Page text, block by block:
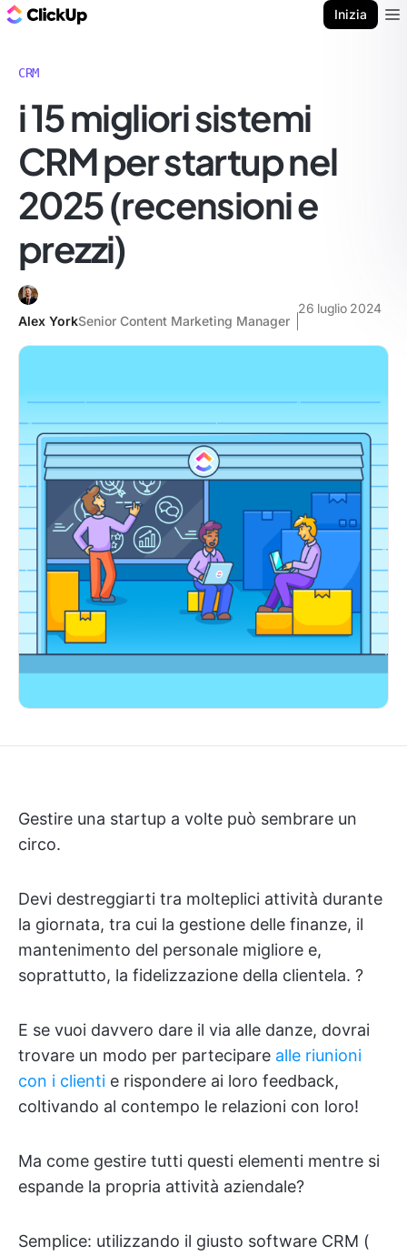
Inizia
CRM
i 15 migliori sistemi
CRM per startup nel
2025 (recensioni e
prezzi)
Alex YorkSenior Content Marketing Manager
26 luglio 2024
Gestire una startup a volte può sembrare un
circo.
Devi destreggiarti tra molteplici attività durante
la giornata, tra cui la gestione delle finanze, il
mantenimento del personale migliore e,
soprattutto, la fidelizzazione della clientela. ?
E se vuoi davvero dare il via alle danze, dovrai
trovare un modo per partecipare alle riunioni
con i clienti e rispondere ai loro feedback,
coltivando al contempo le relazioni con loro!
Ma come gestire tutti questi elementi mentre si
espande la propria attività aziendale?
Semplice: utilizzando il giusto software CRM (